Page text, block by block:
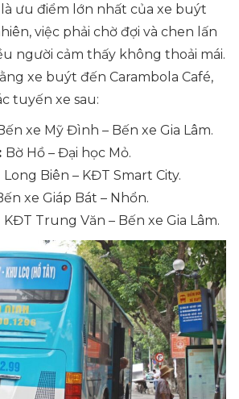
ưu điểm lớn nhất của xe buýt
việc phải chờ đợi và chen lấn
người cảm thấy không thoải mái.
xe buýt đến Carambola Café,
tuyến xe sau:
xe Mỹ Đình – Bến xe Gia Lâm.
Bờ Hồ – Đại học Mỏ.
Long Biên – KĐT Smart City.
xe Giáp Bát – Nhổn.
KĐT Trung Văn – Bến xe Gia Lâm.